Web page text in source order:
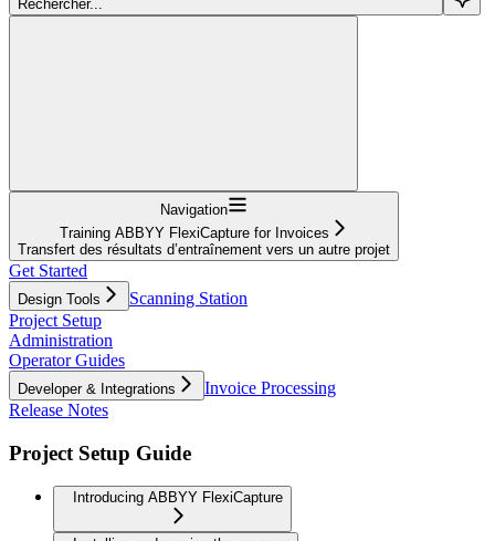
Rechercher...
Navigation
Training ABBYY FlexiCapture for Invoices
Transfert des résultats d’entraînement vers un autre projet
Get Started
Design Tools
Scanning Station
Project Setup
Administration
Operator Guides
Developer & Integrations
Invoice Processing
Release Notes
Project Setup Guide
Introducing ABBYY FlexiCapture